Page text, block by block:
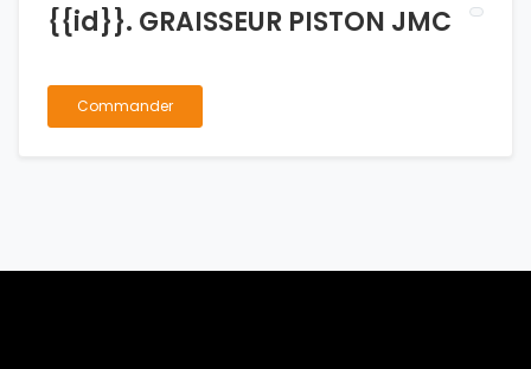
{{id}}. GRAISSEUR PISTON JMC
Commander